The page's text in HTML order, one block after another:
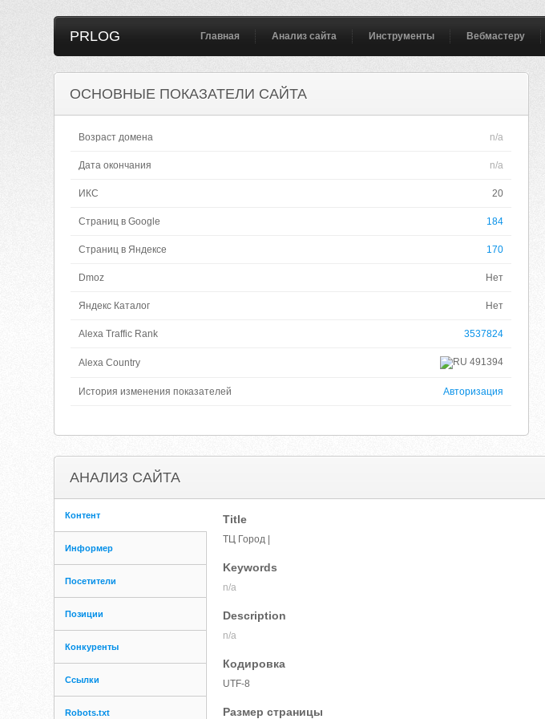
PRLOG Главная Анализ сайта Инструменты Вебмастеру
ОСНОВНЫЕ ПОКАЗАТЕЛИ САЙТА
Возраст домена n/a
Дата окончания n/a
ИКС 20
Страниц в Google 184
Страниц в Яндексе 170
Dmoz Нет
Яндекс Каталог Нет
Alexa Traffic Rank 3537824
Alexa Country 491394
История изменения показателей Авторизация
АНАЛИЗ САЙТА
Контент
Информер
Посетители
Позиции
Конкуренты
Ссылки
Robots.txt
Title
ТЦ Город |
Keywords
n/a
Description
n/a
Кодировка
UTF-8
Размер страницы